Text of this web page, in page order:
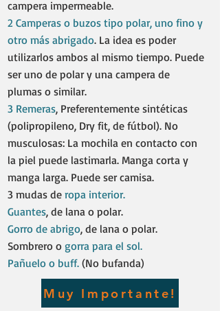
campera impermeable. ​
2 Camperas o buzos tipo polar, uno fino y
otro más abrigado. La idea es poder
utilizarlos ambos al mismo tiempo. Puede
ser uno de polar y una campera de
plumas o similar.​
3 Remeras, Preferentemente sintéticas
(polipropileno, Dry fit, de fútbol). No
musculosas: La mochila en contacto con
la piel puede lastimarla. Manga corta y
manga larga. Puede ser camisa.
3 mudas de ropa interior.
Guantes, de lana o polar.​
Gorro de abrigo, de lana o polar.​
Sombrero o gorra para el sol.
Pañuelo o buff. (No bufanda)
Muy Importante!